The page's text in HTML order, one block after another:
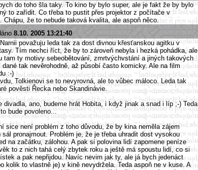
do toho šla taky. To kino by bylo super, ale je fakt že by bylo
to zařídit. Co třeba to pustit přes projektor z počítače v
Chápu, že to nebude taková kvalita, ale aspoň něco.
8.10. 2005 13:21:40
považuju leda tak za dost divnou křesťanskou agitku v
Tím nechci říct, že by to zároveň nebyla i hezká pohádka, ale
tam ty motivy sebeobětování, zmrtvýchvstání a jiných takových
tak nevěrohodně, až působí často komicky. Ale na film
:-)
Tolkienovi se to nevyrovná, ale to vůbec máloco. Leda tak
pověsti Řecka nebo Skandinávie.
divadla, ano, budeme hrát Hobita, i když jinak a snad i líp ;-) Teda
bude povoleno...
sice není problém z toho důvodu, že by kina neměla zájem
sál pronajmout. Problém je, že je třeba uhradit dost vysokou
na začátku, zálohou. A pak si polovina lidí zapomene peníze
to z nich tahá celý zbytek roku a ještě má spoustu lidí, co si
a pak nepřijdou. Navíc nevim jak ty, ale já bych jedenáct
kolik to vlastně je) v kině nevydržela. Teda aspoň ne v kuse. A